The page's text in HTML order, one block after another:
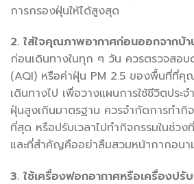
การกรองฝุ่นให้ได้สูงสุด
2. ใส่ใจคุณภาพอากาศก่อนออกจากบ้า
ก่อนเดินทางในทุก ๆ วัน ควรตรวจสอ
(AQI) หรือค่าฝุ่น PM 2.5 ของพื้นที่ที่คุ
เดินทางไป เพื่อวางแผนการใช้ชีวิตประ
ฝุ่นสูงเกินมาตรฐาน ควรจำกัดการทำกิ
ที่สุด หรือปรับเวลาไปทำกิจกรรมในช่
และที่สำคัญคืออย่าลืมสวมหน้ากากอนา
3. ใช้เครื่องฟอกอากาศหรือเครื่องปรั